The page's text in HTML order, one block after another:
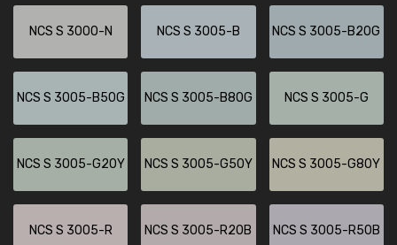
NCS S 3000-N NCS S 3005-B NCS S 3005-B20G
NCS S 3005-B50G NCS S 3005-B80G NCS S 3005-G
NCS S 3005-G20Y NCS S 3005-G50Y NCS S 3005-G80Y
NCS S 3005-R NCS S 3005-R20B NCS S 3005-R50B